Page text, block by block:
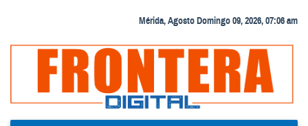
Mérida, Agosto Domingo 09, 2026, 07:06 am